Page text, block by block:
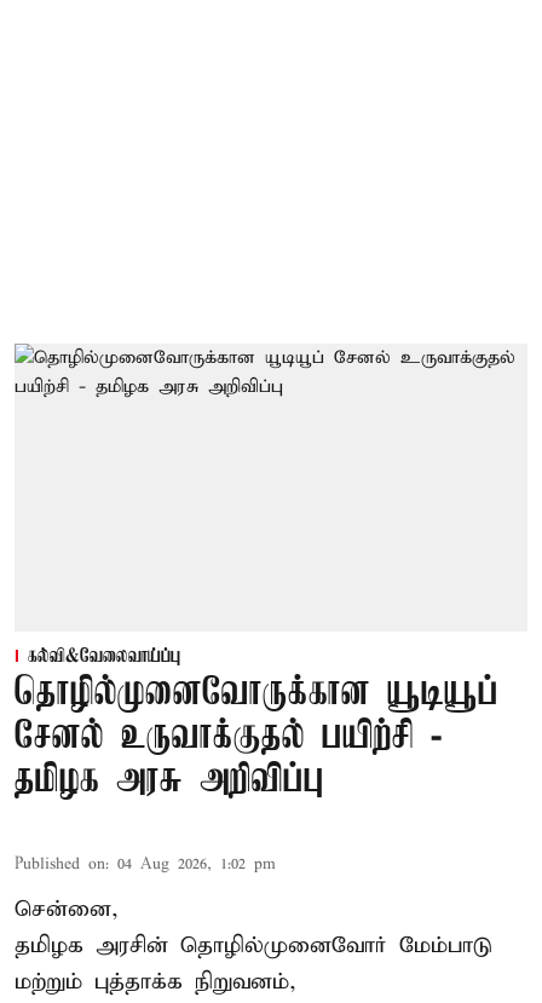
கல்வி&வேலைவாய்ப்பு
தொழில்முனைவோருக்கான யூடியூப்
சேனல் உருவாக்குதல் பயிற்சி -
தமிழக அரசு அறிவிப்பு
Published on: 04 Aug 2026, 1:02 pm
சென்னை,
தமிழக அரசின் தொழில்முனைவோர் மேம்பாடு
மற்றும் புத்தாக்க நிறுவனம்,